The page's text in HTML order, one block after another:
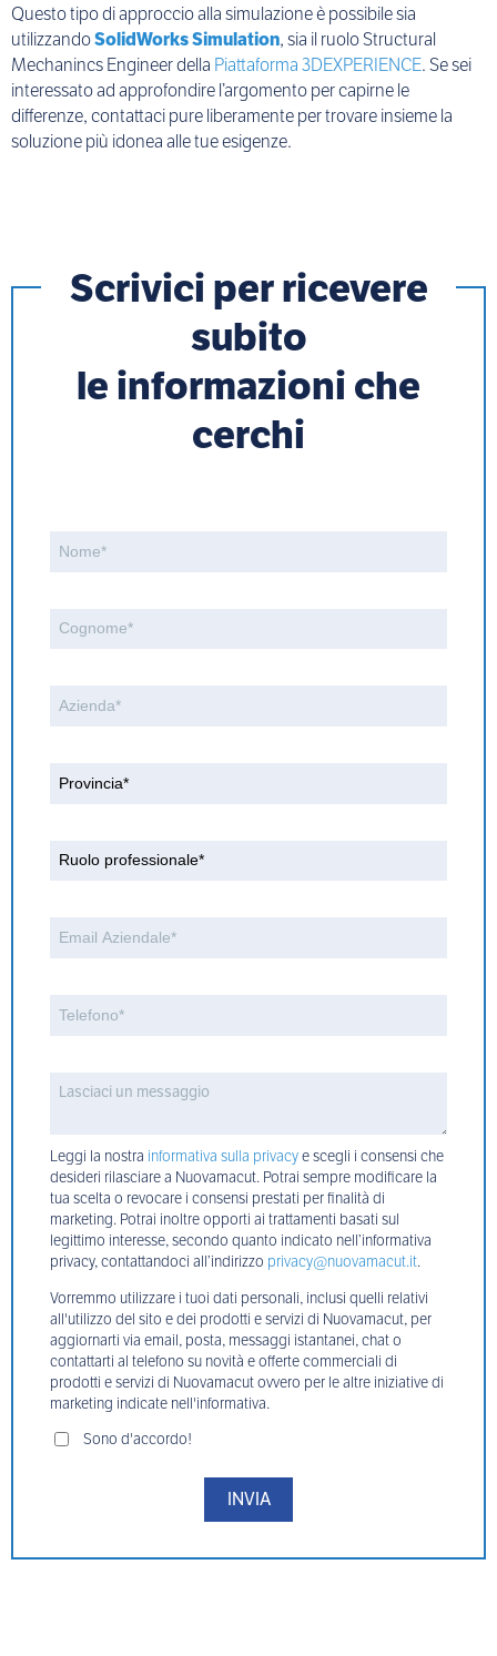
Questo tipo di approccio alla simulazione è possibile sia
utilizzandoSolidWorks Simulation, sia il ruolo Structural
Mechanincs Engineer della Piattaforma 3DEXPERIENCE. Se sei
interessato ad approfondire l’argomento per capirne le
differenze, contattaci pure liberamente per trovare insieme la
soluzione più idonea alle tue esigenze.
Scrivici per ricevere
subito
le informazioni che
cerchi
Leggi la nostra informativa sulla privacye scegli i consensi che
desideri rilasciare a Nuovamacut. Potrai sempre modificare la
tua scelta o revocare i consensi prestati per finalità di
marketing. Potrai inoltre opporti ai trattamenti basati sul
legittimo interesse, secondo quanto indicato nell’informativa
privacy, contattandoci all’indirizzo privacy@nuovamacut.it.
Vorremmo utilizzare i tuoi dati personali, inclusi quelli relativi
all'utilizzo del sito e dei prodotti e servizi di Nuovamacut, per
aggiornarti via email, posta, messaggi istantanei, chat o
contattarti al telefono su novità e offerte commerciali di
prodotti e servizi di Nuovamacut ovvero per le altre iniziative di
marketing indicate nell'informativa.
Sono d'accordo!